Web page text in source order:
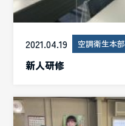
2021.04.19 空調衛生本部
新人研修